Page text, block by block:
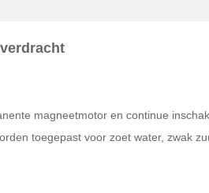
magneetmotor en continue
toegepast voor zoet water, zwak